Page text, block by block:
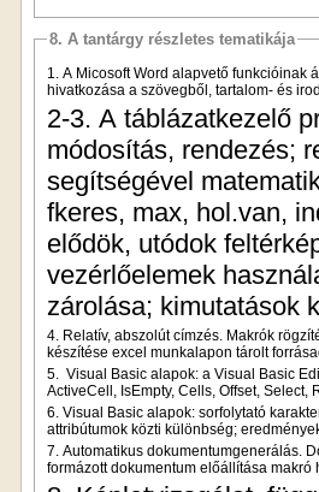
8. A tantárgy részletes tematikája
1. A Micosoft Word alapvető funkcióinak
hivatkozása a szövegből, tartalom- és
2-3. A táblázatkezelő
módosítás, rendezés;
segítségével
fkeres, max, hol.van,
elődök, utódok
vezérlőelemek
zárolása; kimutatások
4. Relatív, abszolút címzés. Makrók
készítése excel munkalapon tárolt
5. Visual Basic alapok: a Visual Basic
ActiveCell, IsEmpty, Cells, Offset, Select,
6. Visual Basic alapok: sorfolytató
attribútumok közti különbség;
7. Automatikus dokumentumgenerálás.
formázott dokumentum előállítása